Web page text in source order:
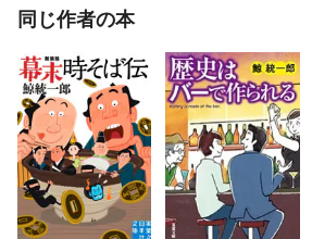
同じ作者の本